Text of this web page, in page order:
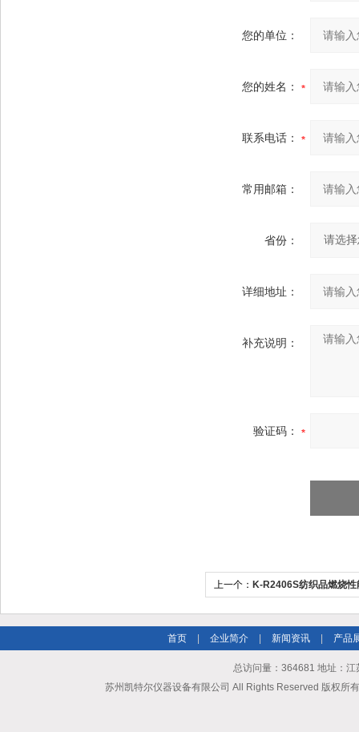
您的单位：
您的姓名：
联系电话：
常用邮箱：
省份：
详细地址：
补充说明：
验证码：
上一个： K-R2406S纺织品燃烧
首页 企业简介 新闻资讯 产品
总访问量：364681 地址：
苏州凯特尔仪器设备有限公司 All Rights Reserved 版权所